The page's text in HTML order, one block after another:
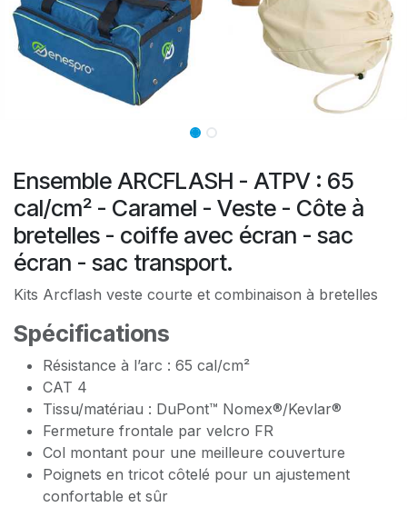
Ensemble ARCFLASH - ATPV : 65
cal/cm² - Caramel - Veste - Côte à
bretelles - coiffe avec écran - sac
écran - sac transport.
Kits Arcflash veste courte et combinaison à bretelles
Spécifications
Résistance à l’arc : 65 cal/cm²
CAT 4
Tissu/matériau : DuPont™ Nomex®/Kevlar®
Fermeture frontale par velcro FR
Col montant pour une meilleure couverture
Poignets en tricot côtelé pour un ajustement
confortable et sûr